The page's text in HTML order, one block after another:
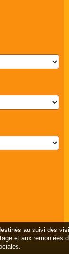
au suivi des
et aux remontées